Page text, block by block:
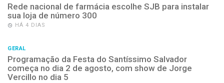
Rede nacional de farmácia escolhe SJB para instalar
sua loja de número 300
HÁ 4 DIAS
GERAL
Programação da Festa do Santíssimo Salvador
começa no dia 2 de agosto, com show de Jorge
Vercillo no dia 5